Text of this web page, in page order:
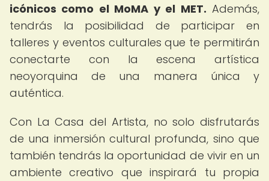
icónicos como el MoMA y el MET. Además,
tendrás la posibilidad de participar en
talleres y eventos culturales que te permitirán
conectarte con la escena artística
neoyorquina de una manera única y
auténtica.
Con La Casa del Artista, no solo disfrutarás
de una inmersión cultural profunda, sino que
también tendrás la oportunidad de vivir en un
ambiente creativo que inspirará tu propia